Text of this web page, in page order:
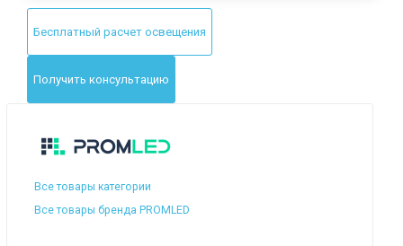
Бесплатный расчет освещения
Получить консультацию
Все товары категории
Все товары бренда PROMLED